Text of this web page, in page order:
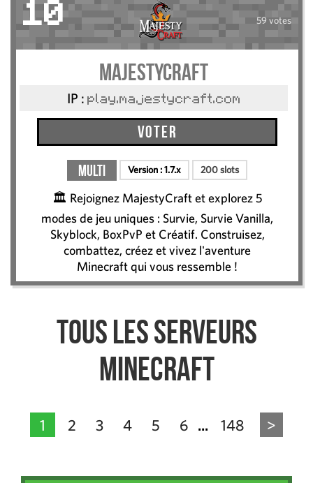
10 59 votes
MajestyCraft
IP : play.majestycraft.com
Voter
Multi Version :1.7.x 200 slots
🏛️ Rejoignez MajestyCraft et explorez 5
modes de jeu uniques : Survie, Survie Vanilla,
Skyblock, BoxPvP et Créatif. Construisez,
combattez, créez et vivez l'aventure
Minecraft qui vous ressemble !
Tous les serveurs
Minecraft
1 2 3 4 5 6 ... 148 >